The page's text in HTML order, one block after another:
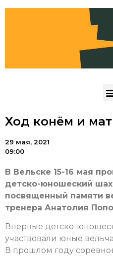
Ход конём и
29 мая, 2021
09:00
В Вельске 15-16 мая
детско-юношеский
посвященный памяти
тренера Анатолия
Впервые детско-
участвовали юные
В прошлом году